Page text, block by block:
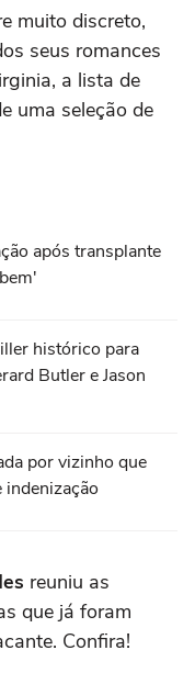
muito discreto,
seus romances
a lista de
uma seleção de
após transplante
histórico para
Butler e Jason
por vizinho que
reuniu as
que já foram
Confira!